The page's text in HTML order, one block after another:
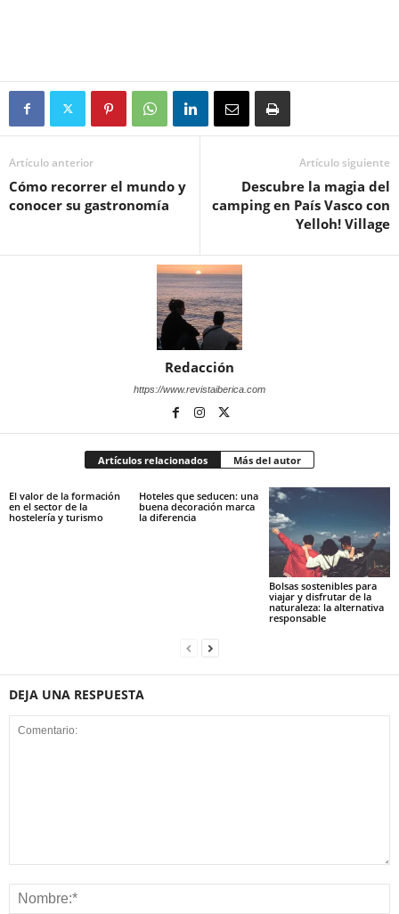
Artículo anterior
Cómo recorrer el mundo y
conocer su gastronomía
Artículo siguiente
Descubre la magia del
camping en País Vasco con
Yelloh! Village
Redacción
https://www.revistaiberica.com
Artículos relacionados Más del autor
El valor de la formación
en el sector de la
hostelería y turismo
Hoteles que seducen: una
buena decoración marca
la diferencia
Bolsas sostenibles para
viajar y disfrutar de la
naturaleza: la alternativa
responsable
DEJA UNA RESPUESTA